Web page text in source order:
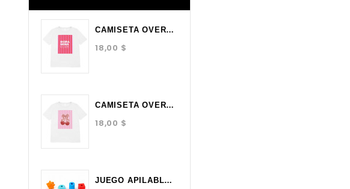
CAMISETA OVERSIZE BLANCA...
18,00 $
CAMISETA OVERSIZE BLANCA...
18,00 $
JUEGO APILABLE MONTESSORI...